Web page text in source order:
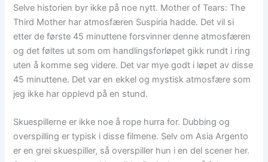
Selve historien byr ikke på noe nytt. Mother of Tears: The
Third Mother har atmosfæren Suspiria hadde. Det vil si
etter de første 45 minuttene forsvinner denne atmosfæren
og det føltes ut som om handlingsforløpet gikk rundt i ring
uten å komme seg videre. Det var mye godt i løpet av disse
45 minuttene. Det var en ekkel og mystisk atmosfære som
jeg ikke har opplevd på en stund.
Skuespillerne er ikke noe å rope hurra for. Dubbing og
overspilling er typisk i disse filmene. Selv om Asia Argento
er en grei skuespiller, så overspiller hun i en del scener her.